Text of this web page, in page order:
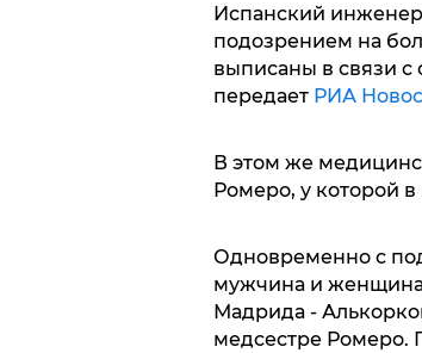
Испанский
подозрением на
выписаны в связи с
передает РИА
В этом же
Ромеро, у которой
Одновременно с
мужчина и женщина
Мадрида -
медсестре